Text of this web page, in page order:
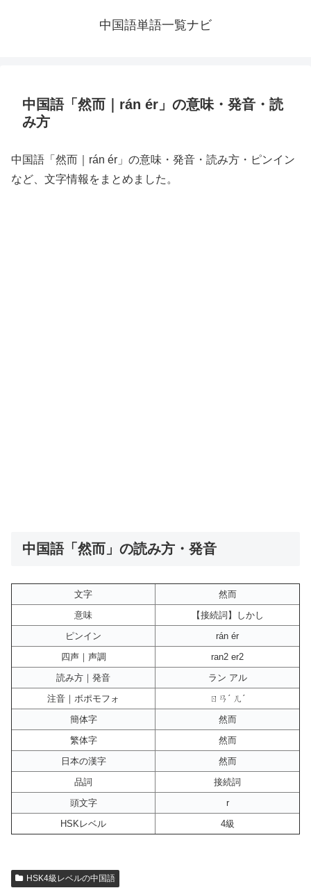
中国語単語一覧ナビ
中国語「然而｜rán ér」の意味・発音・読
み方
中国語「然而｜rán ér」の意味・発音・読み方・ピンイン
など、文字情報をまとめました。
中国語「然而」の読み方・発音
文字
然而
意味
【接続詞】しかし
ピンイン
rán ér
四声｜声調
ran2 er2
読み方｜発音
ラン アル
注音｜ボポモフォ
ㄖㄢˊ ㄦˊ
簡体字
然而
繁体字
然而
日本の漢字
然而
品詞
接続詞
頭文字
r
HSKレベル
4級
HSK4級レベルの中国語